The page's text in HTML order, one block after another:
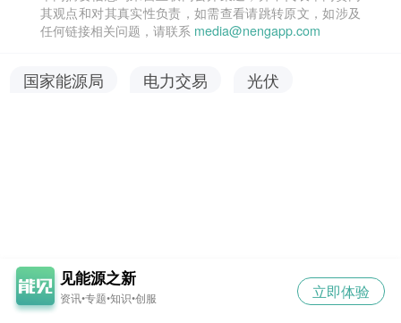
其观点和对其真实性负责，如需查看请跳转原文，如涉及
任何链接相关问题，请联系 media@nengapp.com
国家能源局 电力交易 光伏
见能源之新
资讯•专题•知识•创服 立即体验